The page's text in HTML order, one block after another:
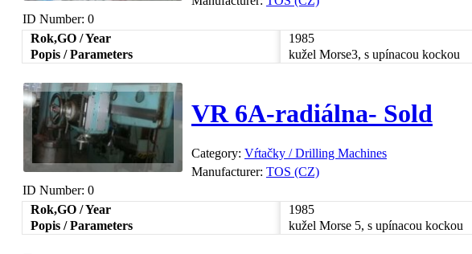
ID Number: 0
Rok,GO / Year
1985
Popis / Parameters
kužel Morse3, s upínacou kockou
VR 6A-radiálna- Sold
Category: Vŕtačky / Drilling Machines
Manufacturer: TOS (CZ)
ID Number: 0
Rok,GO / Year
1985
Popis / Parameters
kužel Morse 5, s upínacou kockou